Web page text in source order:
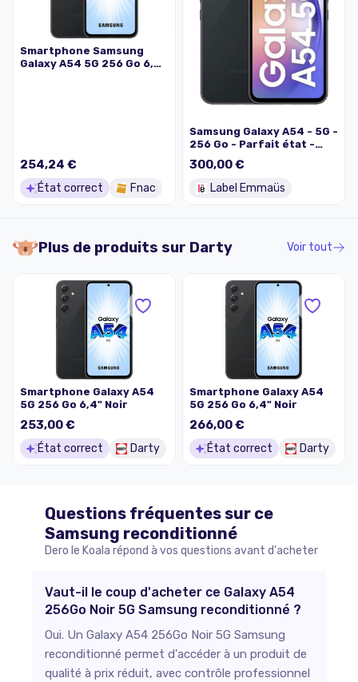
Smartphone Samsung
Galaxy A54 5G 256 Go 6,4"
254,24 €
État correct Fnac
Samsung Galaxy A54 - 5G -
256 Go - Parfait état -
Noir - Batterie testée
300,00 €
Label Emmaüs
Plus de produits sur Darty Voir tout
Smartphone Galaxy A54
5G 256 Go 6,4" Noir
253,00 €
État correct Darty
Smartphone Galaxy A54
5G 256 Go 6,4" Noir
266,00 €
État correct Darty
Questions fréquentes sur ce
Samsung reconditionné
Dero le Koala répond à vos questions avant d'acheter
Vaut-il le coup d'acheter ce Galaxy A54
256Go Noir 5G Samsung reconditionné ?
Oui. Un Galaxy A54 256Go Noir 5G Samsung
reconditionné permet d'accéder à un produit de
qualité à prix réduit, avec contrôle professionnel